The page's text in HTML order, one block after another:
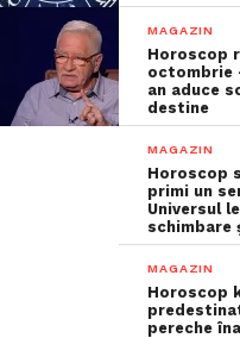
MAGAZIN
Horoscop
octombrie
an aduce
destine
MAGAZIN
Horoscop
primi un
Universul
schimbare
MAGAZIN
Horoscop
pereche